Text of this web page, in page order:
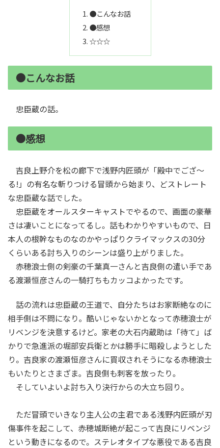
●こんなお話
●感想
☆☆☆
●こんなお話
忠臣蔵の話。
●感想
吉良上野介を松の廊下で浅野内匠頭が「殿中でござ～
る!」の有名な斬りつける冒頭から始まり、どストレート
な忠臣蔵な話でした。
忠臣蔵をオールスターキャストでやるので、画面の豪華
さは凄いことになってるし。話もわかりやすいもので、日
本人の根幹なものなのかやっぱりクライマックスの30分
くらいある討ち入りのシーンは盛り上がりました。
赤穂浪士側の剣豪の千葉真一さんと吉良側の遣い手であ
る渡瀬恒彦さんの一騎打ちもカッコよかったです。
話の流れは忠臣蔵の王道で、自分たちはお家断絶なのに
相手側は不問になり。酷いじゃないかとなって赤穂浪士が
リベンジを決意するけど。家老の大石内蔵助は「待て」ば
かりで急進派の堀部安兵衛とかは勝手に暗殺しようとした
り。吉良家の渡瀬恒彦さんに買収されそうになる赤穂浪士
もいたりとさまざま。吉良側も刺客を放ったり。
そしていよいよ討ち入り決行からの大立ち回り。
ただ冒頭でいきなり主人公の主君である浅野内匠頭が刃
傷事件を起こして、赤穂城断絶が起こって吉良にリベンジ
という動きになるので。ステレオタイプな悪役である吉良